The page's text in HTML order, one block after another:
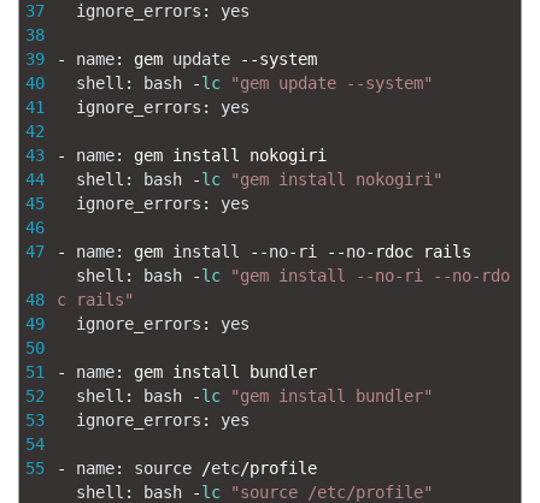
37
38
39
40
41
42
43
44
45
46
47
48
49
50
51
52
53
54
55
ignore_errors : yes
- name: gem update --system
shell : bash -lc
"gem update --system"
ignore_errors : yes
- name: gem install nokogiri
shell : bash -lc
"gem install nokogiri"
ignore_errors : yes
- name: gem install --no- ri --no- rdoc
rails
shell : bash -lc
"gem install --no-ri --no-rdo
c rails"
ignore_errors : yes
- name: gem install
bundler
shell : bash -lc
"gem install bundler"
ignore_errors : yes
- name: source /etc/profile
shell : bash -lc "source /etc/profile"